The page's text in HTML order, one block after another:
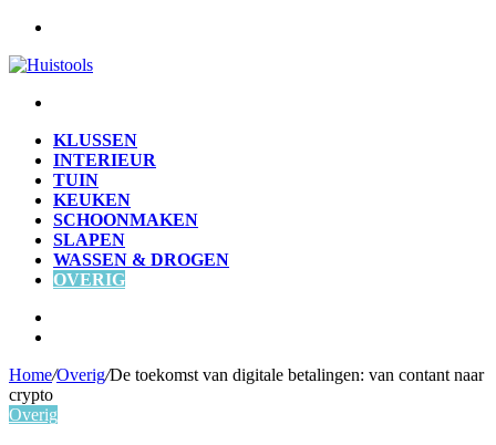
KLUSSEN
INTERIEUR
TUIN
KEUKEN
SCHOONMAKEN
SLAPEN
WASSEN & DROGEN
OVERIG
Home/Overig/De toekomst van digitale betalingen: van contant naar
crypto
Overig